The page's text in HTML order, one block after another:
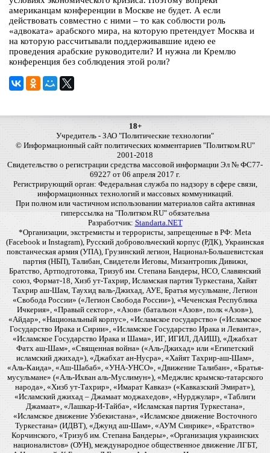
американцам конференции в Москве не будет. А если
действовать совместно с ними – то как соблюсти роль
«адвоката» арабского мира, на которую претендует Москва и
на которую рассчитывали поддерживавшие идею ее
проведения арабские руководители? И нужна ли Кремлю
конференция без соблюдения этой роли?
18+
Учредитель - ЗАО "Политические технологии"
© Информационный сайт политических комментариев "Политком.RU"
2001-2018
Свидетельство о регистрации средства массовой информации Эл № ФС77-
69227 от 06 апреля 2017 г.
Регистрирующий орган: Федеральная служба по надзору в сфере связи,
информационных технологий и массовых коммуникаций.
При полном или частичном использовании материалов сайта активная
гиперссылка на "Политком.RU" обязательна
Разработчик: Standarta.NET
*Организации, экстремисты и террористы, запрещенные в РФ: Meta
(Facebook и Instagram), Русский добровольческий корпус (РДК), Украинская
повстанческая армия (УПА), Грузинский легион, Национал-Большевистская
партия (НБП), Талибан, Свидетели Иеговы, Мизантропик Дивижн,
Братство, Артподготовка, Тризуб им. Степана Бандеры, НСО, Славянский
союз, Формат-18, Хизб ут-Тахрир, Исламская партия Туркестана, Хайят
Тахрир аш-Шам, Таухид валь-Джихад, АУЕ, Братья мусульмане, Легион
«Свобода России» («Легион Свобода России»), «Чеченская Республика
Ичкерия», «Правый сектор», «Азов» (батальон «Азов», полк «Азов»),
«Айдар», «Национальный корпус», «Исламское государство» («Исламское
Государство Ирака и Сирии», «Исламское Государство Ирака и Леванта»,
«Исламское Государство Ирака и Шама», ИГ, ИГИЛ, ДАИШ), «Джабхат
Фатх аш-Шам», «Священная война» («Аль-Джихад» или «Египетский
исламский джихад»), «Джабхат ан-Нусра», «Хайят Тахрир-аш-Шам»,
«Аль-Каида», «Аш-Шабаб», «УНА-УНСО», «Движение Талибан», «Братья-
мусульмане» («Аль-Ихван аль-Муслимун»), «Меджлис крымско-татарского
народа», «Хизб ут-Тахрир», «Имарат Кавказ» («Кавказский Эмират»),
«Исламский джихад – Джамаат моджахедов», «Нурджулар», «Таблиги
Джамаат», «Лашкар-И-Тайба», «Исламская партия Туркестана»,
«Исламское движение Узбекистана», «Исламское движение Восточного
Туркестана» (ИДВТ), «Джунд аш-Шам», «АУМ Синрике», «Братство»
Корчинского, «Тризуб им. Степана Бандеры», «Организация украинских
националистов» (ОУН), международное общественное движение ЛГБТ,